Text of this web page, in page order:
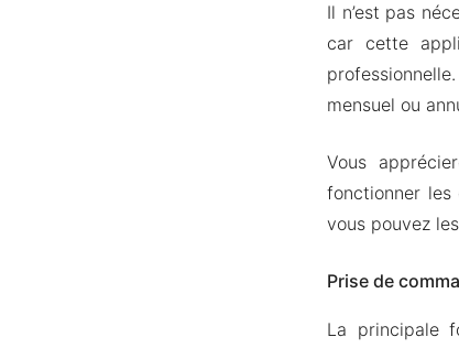
Il n’est pas
car cette
mensuel ou
Vous
fonctionner les
vous pouvez
Prise de
La principale